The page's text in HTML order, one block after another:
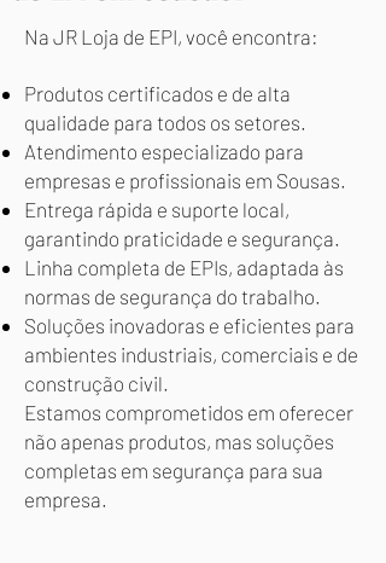
Na JR Loja de EPI, você encontra:
Produtos certificados e de alta
qualidade para todos os setores.
Atendimento especializado para
empresas e profissionais em Sousas.
Entrega rápida e suporte local,
garantindo praticidade e segurança.
Linha completa de EPIs, adaptada às
normas de segurança do trabalho.
Soluções inovadoras e eficientes para
ambientes industriais, comerciais e de
construção civil.
Estamos comprometidos em oferecer
não apenas produtos, mas soluções
completas em segurança para sua
empresa.